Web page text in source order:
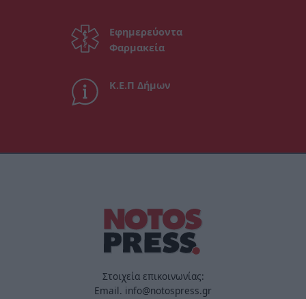
Εφημερεύοντα
Φαρμακεία
Κ.Ε.Π Δήμων
Στοιχεία επικοινωνίας:
Email. info@notospress.gr